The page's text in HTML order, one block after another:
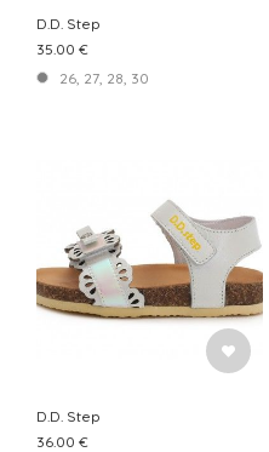
D.D. Step
35.00 €
26, 27, 28, 30
D.D. Step
36.00 €